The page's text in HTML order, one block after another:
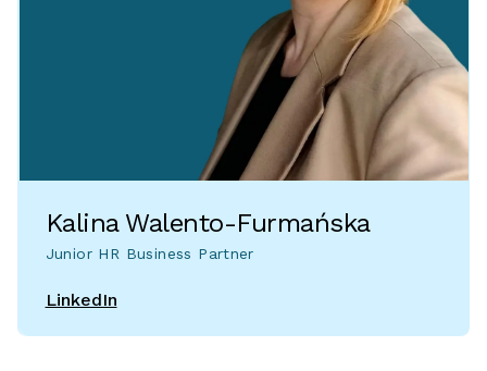
Kalina Walento-Furmańska
Junior HR Business Partner
LinkedIn